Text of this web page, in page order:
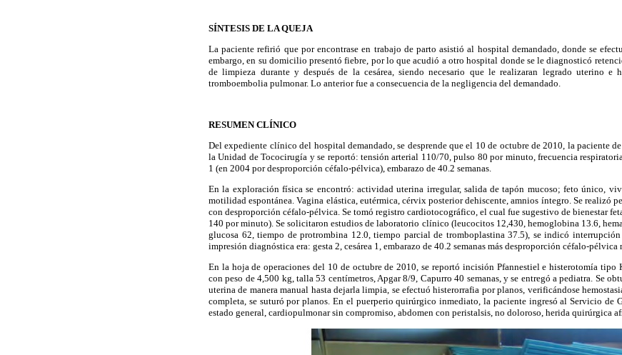
SÍNTESIS DE LA QUEJA
La paciente refirió que por encontrase en trabajo de parto asistió al hospital demandado, donde se
embargo, en su domicilio presentó fiebre, por lo que acudió a otro hospital donde se le diagnosticó
de limpieza durante y después de la cesárea, siendo necesario que le realizaran legrado uterino e
tromboembolia pulmonar. Lo anterior fue a consecuencia de la negligencia del demandado.
RESUMEN CLÍNICO
Del expediente clínico del hospital demandado, se desprende que el 10 de octubre de 2010, la paciente
la Unidad de Tococirugía y se reportó: tensión arterial 110/70, pulso 80 por minuto, frecuencia
1 (en 2004 por desproporción céfalo-pélvica), embarazo de 40.2 semanas.
En la exploración física se encontró: actividad uterina irregular, salida de tapón mucoso; feto único,
motilidad espontánea. Vagina elástica, eutérmica, cérvix posterior dehiscente, amnios íntegro. Se realizó
con desproporción céfalo-pélvica. Se tomó registro cardiotocográfico, el cual fue sugestivo de bienestar
140 por minuto). Se solicitaron estudios de laboratorio clínico (leucocitos 12,430, hemoglobina 13.6,
glucosa 62, tiempo de protrombina 12.0, tiempo parcial de tromboplastina 37.5), se indicó
impresión diagnóstica era: gesta 2, cesárea 1, embarazo de 40.2 semanas más desproporción céfalo-pélvica
En la hoja de operaciones del 10 de octubre de 2010, se reportó incisión Pfannestiel e histerotomía tipo
con peso de 4,500 kg, talla 53 centímetros, Apgar 8/9, Capurro 40 semanas, y se entregó a pediatra. Se
uterina de manera manual hasta dejarla limpia, se efectuó histerorrafia por planos, verificándose
completa, se suturó por planos. En el puerperio quirúrgico inmediato, la paciente ingresó al Servicio de
estado general, cardiopulmonar sin compromiso, abdomen con peristalsis, no doloroso, herida quirúrgica